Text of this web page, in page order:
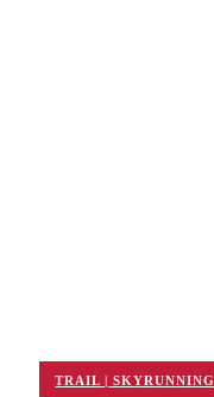
TRAIL | SKYRUNNING